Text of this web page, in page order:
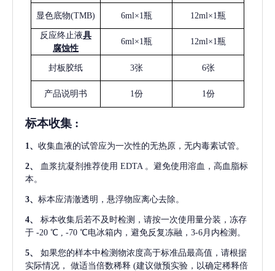
显色底物(TMB) 6ml×1瓶 12ml×1瓶
反应终止液具
腐蚀性
6ml×1瓶 12ml×1瓶
封板胶纸 3张 6张
产品说明书 1份 1份
标本收集 :
1、 收集血液的试管应为一次性的无热原，无内毒素试管。
2、 血浆抗凝剂推荐使用 EDTA 。避免使用溶血，高血脂标
本。
3、 标本应清澈透明，悬浮物应离心去除。
4、
标本收集后若不及时检测，请按一次使用量分装，冻存
于 -20 ℃ , -70 ℃电冰箱内，避免反复冻融，3-6月内检测。
5、
如果您的样本中检测物浓度高于标准品最高值，请根据
实际情况，
做适当倍数稀释 (建议做预实验，以确定稀释倍